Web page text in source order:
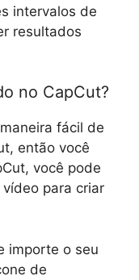
intervalos de
resultados
no CapCut?
fácil de
então você
você pode
para criar
importe o seu
de